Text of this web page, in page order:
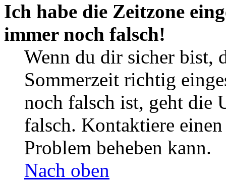
Ich habe die Zeitzone
immer noch falsch!
Wenn du dir sicher bist,
Sommerzeit richtig
noch falsch ist, geht die
falsch. Kontaktiere
Problem beheben kann.
Nach oben